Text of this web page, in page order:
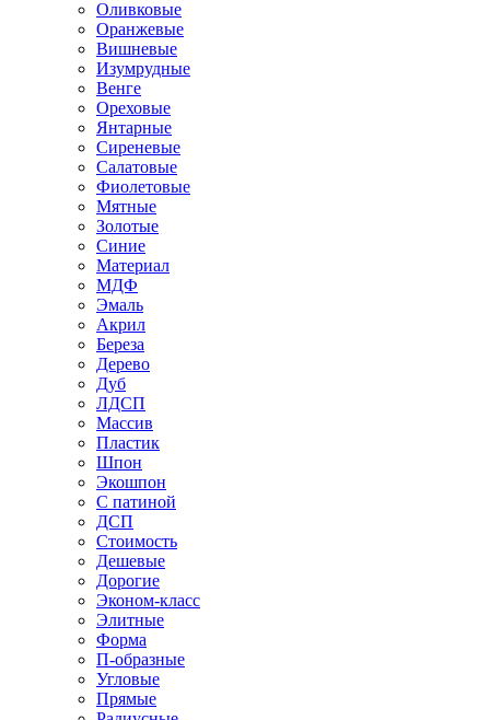
Оливковые
Оранжевые
Вишневые
Изумрудные
Венге
Ореховые
Янтарные
Сиреневые
Салатовые
Фиолетовые
Мятные
Золотые
Синие
Материал
МДФ
Эмаль
Акрил
Береза
Дерево
Дуб
ЛДСП
Массив
Пластик
Шпон
Экошпон
С патиной
ДСП
Стоимость
Дешевые
Дорогие
Эконом-класс
Элитные
Форма
П-образные
Угловые
Прямые